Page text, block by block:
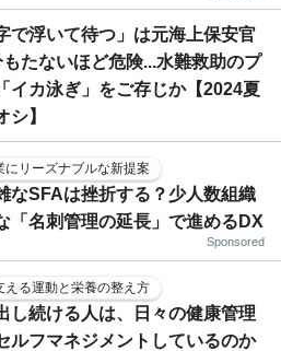
で浮いて待つ」は元海上保安官
たないほど危険...水難救助のプ
イカ泳ぎ」をご存じか【2024夏
シ】
にリーズナブルな新提案
なSFAは挫折する？少人数組織
「名刺管理の延長」で進めるDX
Sponsored
える運動と栄養の整え方
し続ける人は、日々の健康管理
ルフマネジメントしているのか